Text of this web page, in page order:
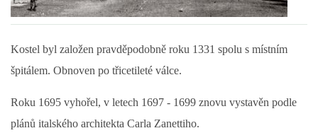
DŮL NA SLÍDU (NA KOLE)
Kontakt:
tel. 773 916 275
Kostel byl založen pravděpodobně roku 1331 spolu s místním
špitálem. Obnoven po třicetileté válce.
Roku 1695 vyhořel, v letech 1697 - 1699 znovu vystavěn podle
plánů italského architekta Carla Zanettiho.